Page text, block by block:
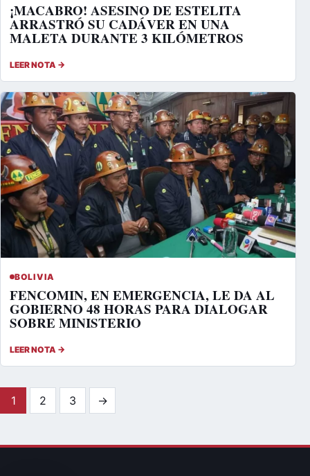
¡MACABRO! ASESINO DE ESTELITA
ARRASTRÓ SU CADÁVER EN UNA
MALETA DURANTE 3 KILÓMETROS
LEER NOTA →
BOLIVIA
FENCOMIN, EN EMERGENCIA, LE DA AL
GOBIERNO 48 HORAS PARA DIALOGAR
SOBRE MINISTERIO
LEER NOTA →
Paginación de entradas
1 2 3 →